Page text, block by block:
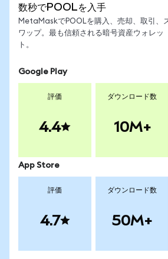
数秒でPOOLを入手
MetaMaskでPOOLを購入、売却、取引、
ワップ。最も信頼される暗号資産ウォレッ
ト。
Google Play
評価
4.4
ダウンロード数
10M+
App Store
評価
4.7
ダウンロード数
50M+